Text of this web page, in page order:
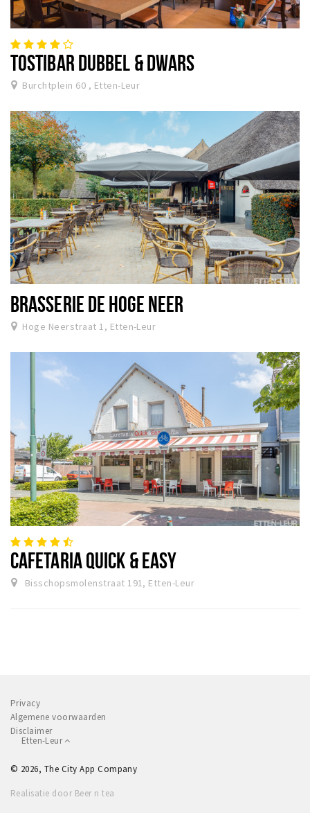
TOSTIBAR DUBBEL & DWARS
Burchtplein 60 , Etten-Leur
BRASSERIE DE HOGE NEER
Hoge Neerstraat 1, Etten-Leur
CAFETARIA QUICK & EASY
Bisschopsmolenstraat 191, Etten-Leur
Privacy
Algemene voorwaarden
Disclaimer
Etten-Leur
© 2026, The City App Company
Realisatie door Beer n tea